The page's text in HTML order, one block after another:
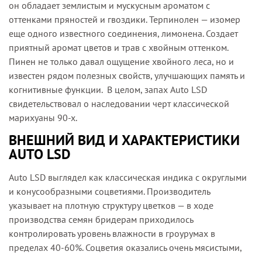
он обладает землистым и мускусным ароматом с
оттенками пряностей и гвоздики. Терпинолен — изомер
еще одного известного соединения, лимонена. Создает
приятный аромат цветов и трав с хвойным оттенком.
Пинен не только давал ощущение хвойного леса, но и
известен рядом полезных свойств, улучшающих память и
когнитивные функции. В целом, запах Auto LSD
свидетельствовал о наследовании черт классической
марихуаны 90-х.
ВНЕШНИЙ ВИД И ХАРАКТЕРИСТИКИ
AUTO LSD
Auto LSD выглядел как классическая индика с округлыми
и конусообразными соцветиями. Производитель
указывает на плотную структуру цветков — в ходе
производства семян бридерам приходилось
контролировать уровень влажности в гроурумах в
пределах 40-60%. Соцветия оказались очень мясистыми,